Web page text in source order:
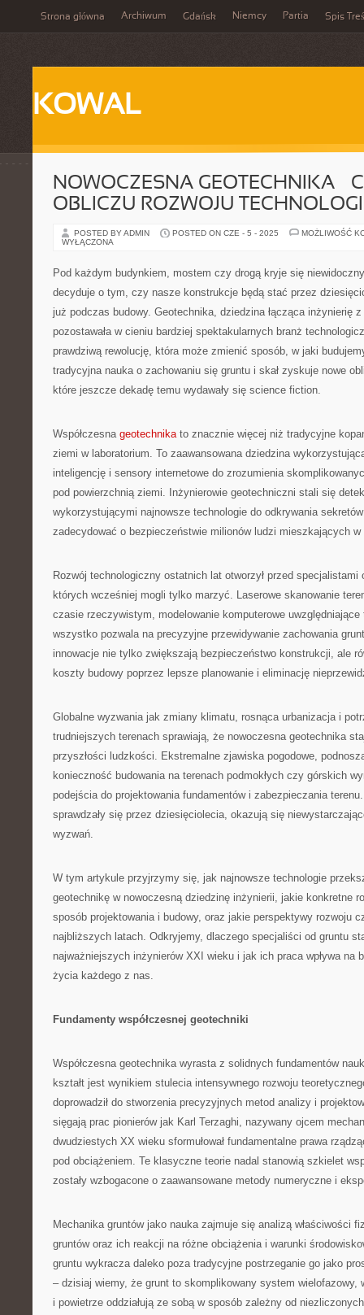
Strona główna Archiwum Gdańsk Niemcy Partia Spis
KOWAL
NOWOCZESNA GEOTECHNIKA –
OBLICZU ROZWOJU
POSTED BY ADMIN POSTED ON CZE - 5 - 2025
MOŻLIWOŚĆ
WYŁĄCZONA
Pod każdym budynkiem, mostem czy drogą kryje się
decyduje o tym, czy nasze konstrukcje będą stać przez
już podczas budowy. Geotechnika, dziedzina łącząca inżynierię
pozostawała w cieniu bardziej spektakularnych branż
prawdziwą rewolucję, która może zmienić sposób, w jaki
tradycyjna nauka o zachowaniu się gruntu i skał zyskuje nowe
które jeszcze dekadę temu wydawały się science fiction.
Współczesna geotechnikato znacznie więcej niż tradycyjne
ziemi w laboratorium. To zaawansowana dziedzina
inteligencję i sensory internetowe do zrozumienia
pod powierzchnią ziemi. Inżynierowie geotechniczni stali się
wykorzystującymi najnowsze technologie do odkrywania
zadecydować o bezpieczeństwie milionów ludzi mieszkających
Rozwój technologiczny ostatnich lat otworzył przed
których wcześniej mogli tylko marzyć. Laserowe skanowanie
czasie rzeczywistym, modelowanie komputerowe
wszystko pozwala na precyzyjne przewidywanie zachowania
innowacje nie tylko zwiększają bezpieczeństwo konstrukcji, ale
koszty budowy poprzez lepsze planowanie i eliminację
Globalne wyzwania jak zmiany klimatu, rosnąca urbanizacja i
trudniejszych terenach sprawiają, że nowoczesna geotechnika
przyszłości ludzkości. Ekstremalne zjawiska pogodowe,
konieczność budowania na terenach podmokłych czy górskich
podejścia do projektowania fundamentów i zabezpieczania
sprawdzały się przez dziesięciolecia, okazują się
wyzwań.
W tym artykule przyjrzymy się, jak najnowsze technologie
geotechnikę w nowoczesną dziedzinę inżynierii, jakie konkretne
sposób projektowania i budowy, oraz jakie perspektywy rozwoju
najbliższych latach. Odkryjemy, dlaczego specjaliści od gruntu
najważniejszych inżynierów XXI wieku i jak ich praca wpływa na
życia każdego z nas.
Fundamenty współczesnej geotechniki
Współczesna geotechnika wyrasta z solidnych fundamentów
kształt jest wynikiem stulecia intensywnego rozwoju
doprowadził do stworzenia precyzyjnych metod analizy i
sięgają prac pionierów jak Karl Terzaghi, nazywany ojcem
dwudziestych XX wieku sformułował fundamentalne prawa
pod obciążeniem. Te klasyczne teorie nadal stanowią szkielet
zostały wzbogacone o zaawansowane metody numeryczne i
Mechanika gruntów jako nauka zajmuje się analizą właściwości
gruntów oraz ich reakcji na różne obciążenia i warunki
gruntu wykracza daleko poza tradycyjne postrzeganie go jako
– dzisiaj wiemy, że grunt to skomplikowany system wielofazowy,
i powietrze oddziałują ze sobą w sposób zależny od